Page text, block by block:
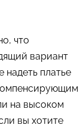
что
вариант
платье
на высоком
вы хотите